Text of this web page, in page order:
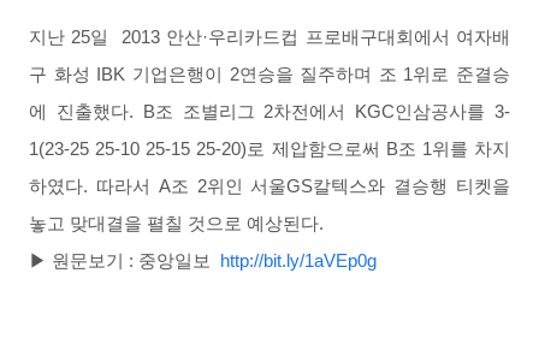
지난 25일 2013 안산·우리카드컵 프로배구대회에서 여자배
구 화성 IBK 기업은행이 2연승을 질주하며 조 1위로 준결승
에 진출했다.
B조 조별리그 2차전에서 KGC인삼공사를 3-
1(23-25 25-10 25-15 25-20)로 제압함으로써 B조 1위를 차지
하였다. 따라서 A조 2위인 서울GS칼텍스와 결승행 티켓을
놓고 맞대결을 펼칠 것으로 예상된다.
▶ 원문보기 : 중앙일보
http://bit.ly/1aVEp0g